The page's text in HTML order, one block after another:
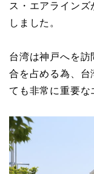
ス・エアライン
しました。
台湾は神戸へを訪
合を占める為、台
ても非常に重要な